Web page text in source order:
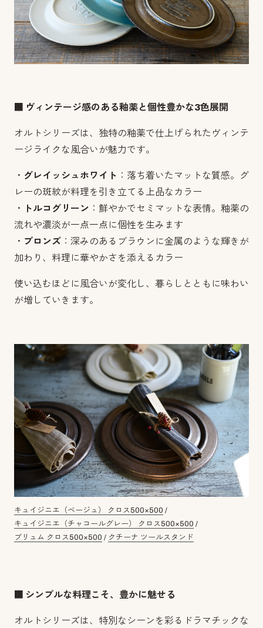
■ ヴィンテージ感のある釉薬と個性豊かな3色展開
オルトシリーズは、独特の釉薬で仕上げられたヴィンテ
ージライクな風合いが魅力です。
・ グレイッシュホワイト ：落ち着いたマットな質感。グ
レーの斑紋が料理を引き立てる上品なカラー
・
トルコグリーン ：鮮やかでセミマットな表情。釉薬の
流れや濃淡が一点一点に個性を生みます
・ ブロンズ ：深みのあるブラウンに金属のような輝きが
加わり、料理に華やかさを添えるカラー
使い込むほどに風合いが変化し、暮らしとともに味わい
が増していきます。
キュイジニエ（ベージュ） クロス500×500 /
キュイジニエ（チャコールグレー） クロス500×500 /
ブリュム クロス500×500 / クチーナ ツールスタンド
■ シンプルな料理こそ、豊かに魅せる
オルトシリーズは、特別なシーンを彩るドラマチックな